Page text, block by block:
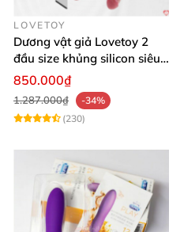
LOVETOY
Dương vật giả Lovetoy 2
đầu size khủng silicon siêu
mềm có thể uốn
850.000₫
1.287.000₫
-34%
(230)